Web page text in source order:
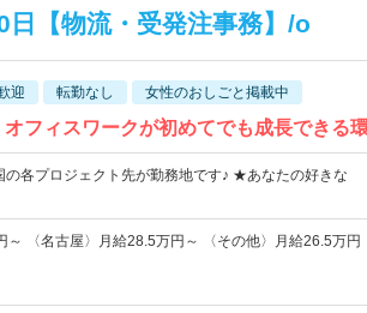
【物流・受発注事務】/o
迎 転勤なし 女性のおしごと掲載中
フィスワークが初めてでも成長できる
の各プロジェクト先が勤務地です♪ ★あなたの好きな
～ 〈名古屋〉月給28.5万円～ 〈その他〉月給26.5万円